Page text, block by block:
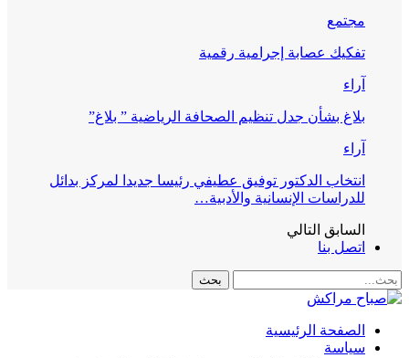
مجتمع
تفكيك عصابة إجرامية رقمية
آراء
بلاغ بشأن جدل تنظيم الصحافة الرياضية ” بلاغ”
آراء
انتخاب الدكتور توفيق عطيفي رئيسا جديدا لمركز بدائل
للدراسات الإنسانية والأدبية…
السابق التالي
اتصل بنا
الصفحة الرئيسية
سياسة